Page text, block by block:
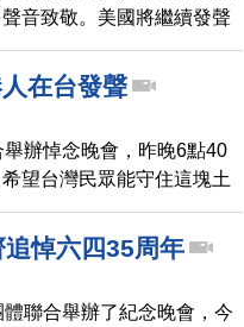
音致敬。美國將繼續發聲
外侵犯人權行為的問責。
在台發聲
辦悼念晚會，昨晚6點40
望台灣民眾能守住這塊土
悼六四35周年
聯合舉辦了紀念晚會，今